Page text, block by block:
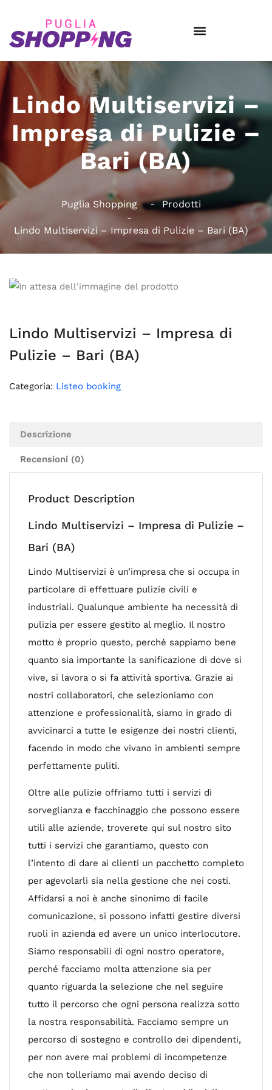
Lindo Multiservizi –
Impresa di Pulizie –
Bari (BA)
Puglia Shopping Prodotti
Lindo Multiservizi – Impresa di Pulizie – Bari (BA)
Lindo Multiservizi – Impresa di
Pulizie – Bari (BA)
Categoria: Listeo booking
Descrizione
Recensioni (0)
Product Description
Lindo Multiservizi – Impresa di Pulizie –
Bari (BA)
Lindo Multiservizi è un’impresa che si occupa in
particolare di effettuare pulizie civili e
industriali. Qualunque ambiente ha necessità di
pulizia per essere gestito al meglio. Il nostro
motto è proprio questo, perché sappiamo bene
quanto sia importante la sanificazione di dove si
vive, si lavora o si fa attività sportiva. Grazie ai
nostri collaboratori, che selezioniamo con
attenzione e professionalità, siamo in grado di
avvicinarci a tutte le esigenze dei nostri clienti,
facendo in modo che vivano in ambienti sempre
perfettamente puliti.
Oltre alle pulizie offriamo tutti i servizi di
sorveglianza e facchinaggio che possono essere
utili alle aziende, troverete qui sul nostro sito
tutti i servizi che garantiamo, questo con
l’intento di dare ai clienti un pacchetto completo
per agevolarli sia nella gestione che nei costi.
Affidarsi a noi è anche sinonimo di facile
comunicazione, si possono infatti gestire diversi
ruoli in azienda ed avere un unico interlocutore.
Siamo responsabili di ogni nostro operatore,
perché facciamo molta attenzione sia per
quanto riguarda la selezione che nel seguire
tutto il percorso che ogni persona realizza sotto
la nostra responsabilità. Facciamo sempre un
percorso di sostegno e controllo dei dipendenti,
per non avere mai problemi di incompetenze
che non tolleriamo mai avendo deciso di